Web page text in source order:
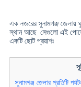
এক নজরের সুনামগঞ্জ জেলায়
স্থান আছে সেগুলো এই
একটি ছোট প্রয়াশঃ
সুনামগঞ্জ জেলার প্রতিটি